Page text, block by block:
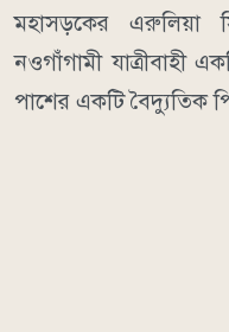
মহাসড়কের এরুলিয়া
নওগাঁগামী যাত্রীবাহী
পাশের একটি বৈদ্যুতিক